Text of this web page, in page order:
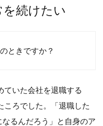
続けたい
ときですか？
ていた会社を退職する
ころでした。「退職した
るんだろう」と自身のア